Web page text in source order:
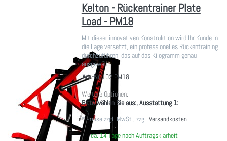
Kelton - Rückentrainer Plate
Load - PM18
Mit dieser innovativen Konstruktion wird Ihr Kunde in
die Lage versetzt, ein professionelles Rückentraining
durchzuführen, das auf das Kilogramm genau
ausgewäh…
Art.-Nr.102.PM18
Weitere Optionen:
Bitte wählen Sie aus:, Ausstattung 1:
*Preise zzgl. MwSt., zzgl. Versandkosten
ca. 14 Tage nach Auftragsklarheit